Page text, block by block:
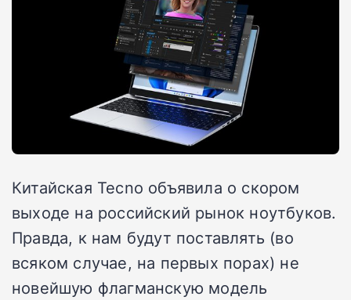
Китайская Tecno объявила о скором
выходе на российский рынок ноутбуков.
Правда, к нам будут поставлять (во
всяком случае, на первых порах) не
новейшую флагманскую модель